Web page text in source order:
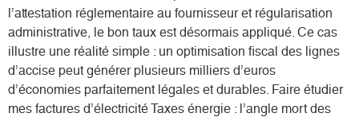
l’attestation réglementaire au fournisseur et régularisation
administrative, le bon taux est désormais appliqué. Ce cas
illustre une réalité simple : un optimisation fiscal des lignes
d’accise peut générer plusieurs milliers d’euros
d’économies parfaitement légales et durables. Faire étudier
mes factures d’électricité Taxes énergie : l’angle mort des